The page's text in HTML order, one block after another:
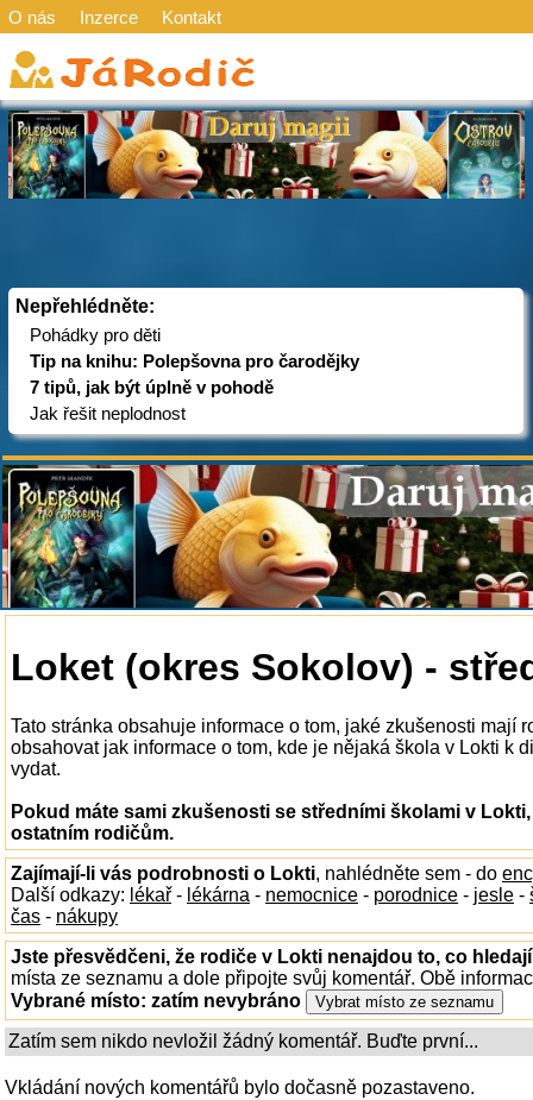
O nás Inzerce Kontakt
Nepřehlédněte:
Pohádky pro děti
Tip na knihu: Polepšovna pro čarodějky
7 tipů, jak být úplně v pohodě
Jak řešit neplodnost
Loket (okres Sokolov) -
Tato stránka obsahuje informace o tom, jaké zkušenosti mají
obsahovat jak informace o tom, kde je nějaká škola v Lokti k
vydat.
Pokud máte sami zkušenosti se středními školami v
ostatním rodičům.
Zajímají-li vás podrobnosti o Lokti, nahlédněte sem - do
Další odkazy: lékař - lékárna - nemocnice - porodnice - jesle -
čas - nákupy
Jste přesvědčeni, že rodiče v Lokti nenajdou to, co
místa ze seznamu a dole připojte svůj komentář. Obě
Vybrané místo: zatím nevybráno
Zatím sem nikdo nevložil žádný komentář. Buďte první...
Vkládání nových komentářů bylo dočasně pozastaveno.